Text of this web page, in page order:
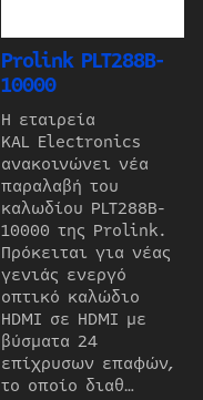
Prolink PLT288B-
10000
Η εταιρεία
KAL Electronics
ανακοινώνει νέα
παραλαβή του
καλωδίου PLT288B-
10000 της Prolink.
Πρόκειται για νέας
γενιάς ενεργό
οπτικό καλώδιο
HDMI σε HDMI με
βύσματα 24
επίχρυσων επαφών,
το οποίο διαθ…